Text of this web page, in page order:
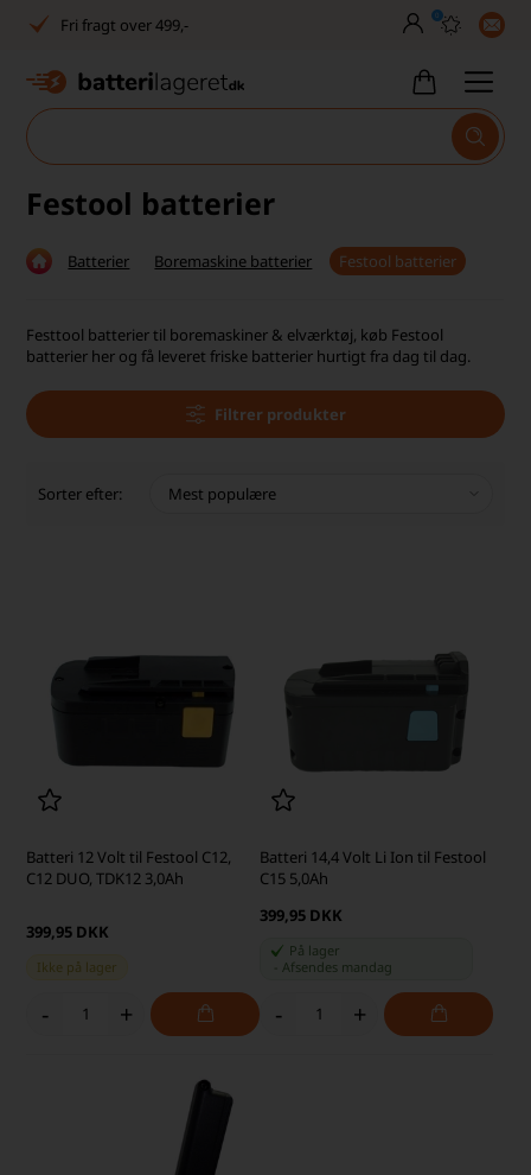
Fri fragt over 499,-
Dansk lager
1040+ glade kunder på Trustpilot
Dag-til-dag levering
Dansk lager
0
Festool batterier
Batterier Boremaskine batterier Festool batterier
Festtool batterier til boremaskiner & elværktøj, køb Festool
batterier her og få leveret friske batterier hurtigt fra dag til dag.
Filtrer produkter
Sorter efter:
Batteri 12 Volt til Festool C12,
C12 DUO, TDK12 3,0Ah
399,95 DKK
Ikke på lager
- +
Batteri 14,4 Volt Li Ion til Festool
C15 5,0Ah
399,95 DKK
På lager
Afsendes mandag
- +